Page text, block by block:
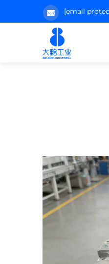
[email